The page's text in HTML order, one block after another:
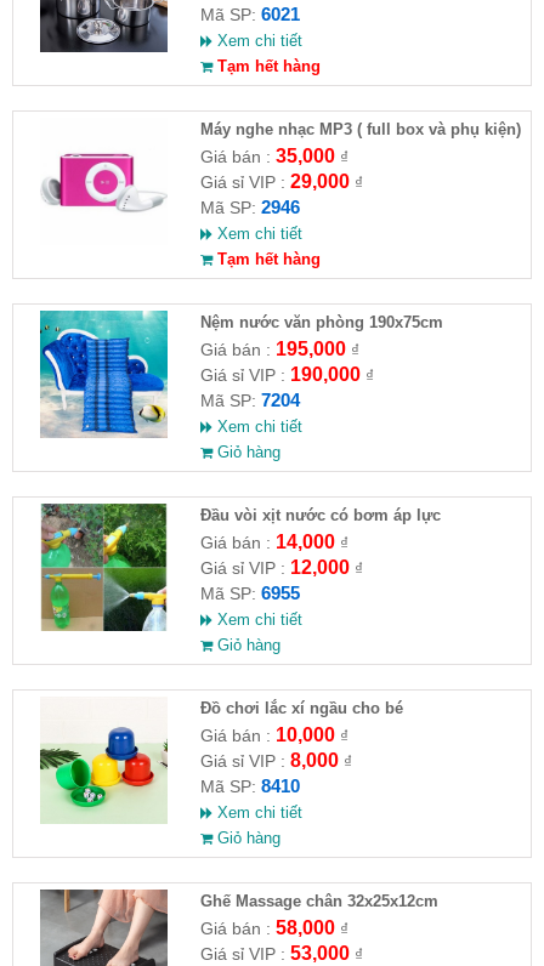
Mã SP: 6021
Xem chi tiết
Tạm hết hàng
Máy nghe nhạc MP3 ( full box và phụ kiện)
Giá bán : 35,000₫
Giá sỉ VIP : 29,000₫
Mã SP: 2946
Xem chi tiết
Tạm hết hàng
Nệm nước văn phòng 190x75cm
Giá bán : 195,000₫
Giá sỉ VIP : 190,000₫
Mã SP: 7204
Xem chi tiết
Giỏ hàng
Đầu vòi xịt nước có bơm áp lực
Giá bán : 14,000₫
Giá sỉ VIP : 12,000₫
Mã SP: 6955
Xem chi tiết
Giỏ hàng
Đồ chơi lắc xí ngầu cho bé
Giá bán : 10,000₫
Giá sỉ VIP : 8,000₫
Mã SP: 8410
Xem chi tiết
Giỏ hàng
Ghế Massage chân 32x25x12cm
Giá bán : 58,000₫
Giá sỉ VIP : 53,000₫